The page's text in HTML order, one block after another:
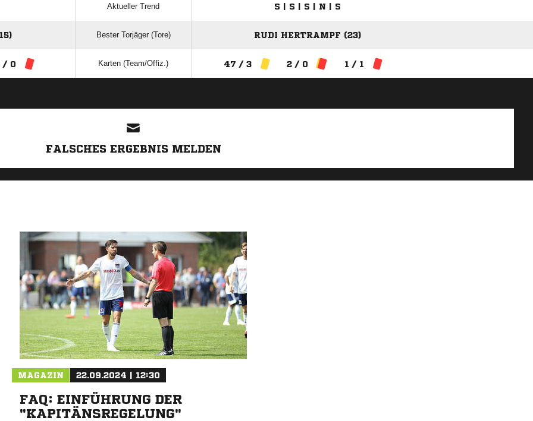
Aktueller Trend S | S | S | N | S
Bester Torjäger (Tore) RUDI HERTRAMPF (23)
/ 0 Karten (Team/Offiz.) 47 / 3 2 / 0 1 / 1
FALSCHES ERGEBNIS MELDEN
MAGAZIN 22.09.2024 | 12:30
FAQ: EINFÜHRUNG DER
"KAPITÄNSREGELUNG"